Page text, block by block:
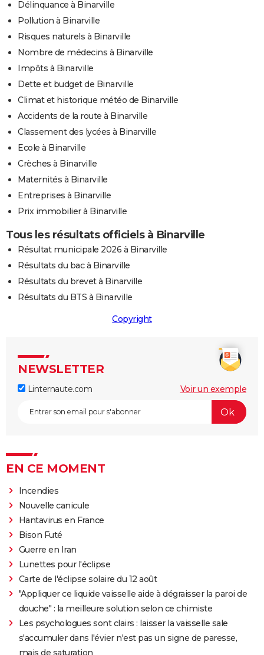
Délinquance à Binarville
Pollution à Binarville
Risques naturels à Binarville
Nombre de médecins à Binarville
Impôts à Binarville
Dette et budget de Binarville
Climat et historique météo de Binarville
Accidents de la route à Binarville
Classement des lycées à Binarville
Ecole à Binarville
Crèches à Binarville
Maternités à Binarville
Entreprises à Binarville
Prix immobilier à Binarville
Tous les résultats officiels à Binarville
Résultat municipale 2026 à Binarville
Résultats du bac à Binarville
Résultats du brevet à Binarville
Résultats du BTS à Binarville
Copyright
NEWSLETTER
Linternaute.com Voir un exemple
EN CE MOMENT
Incendies
Nouvelle canicule
Hantavirus en France
Bison Futé
Guerre en Iran
Lunettes pour l'éclipse
Carte de l'éclipse solaire du 12 août
"Appliquer ce liquide vaisselle aide à dégraisser la paroi de
douche" : la meilleure solution selon ce chimiste
Les psychologues sont clairs : laisser la vaisselle sale
s'accumuler dans l'évier n'est pas un signe de paresse,
mais de saturation